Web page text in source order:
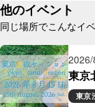
他のイベント
同じ場所でこんなイ
2026/
東京
東京